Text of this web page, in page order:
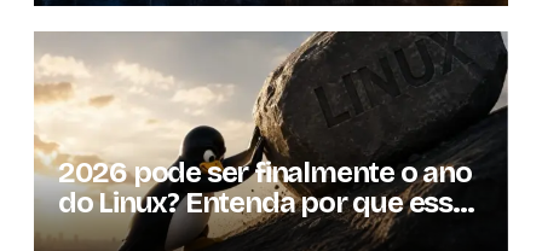
2026 pode ser finalmente o ano
do Linux? Entenda por que essa
previsão voltou à tona